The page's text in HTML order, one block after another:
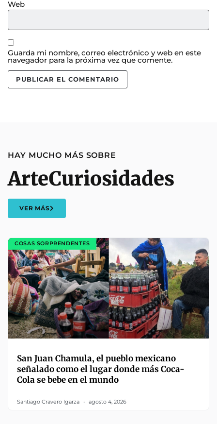
Web
Guarda mi nombre, correo electrónico y web en este
navegador para la próxima vez que comente.
HAY MUCHO MÁS SOBRE
ArteCuriosidades
VER MÁS
COSAS SORPRENDENTES
San Juan Chamula, el pueblo mexicano
señalado como el lugar donde más Coca-
Cola se bebe en el mundo
Santiago Cravero Igarza agosto 4, 2026